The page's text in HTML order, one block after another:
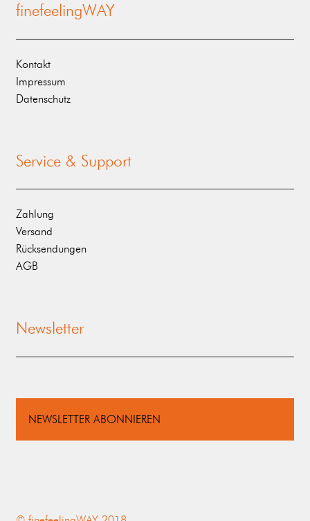
finefeelingWAY
Kontakt
Impressum
Datenschutz
Service & Support
Zahlung
Versand
Rücksendungen
AGB
Newsletter
NEWSLETTER ABONNIEREN